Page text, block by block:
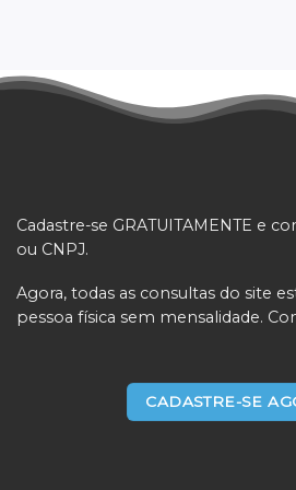
Cadastre-se GRATUITAMENTE e
ou CNPJ.
Agora, todas as consultas do site
pessoa física sem mensalidade.
CADASTRE-SE